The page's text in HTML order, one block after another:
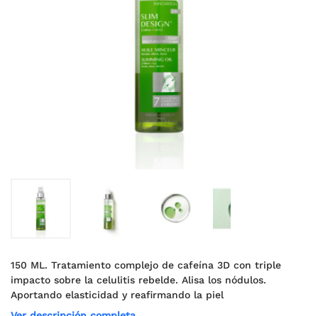
150 ML. Tratamiento complejo de cafeína 3D con triple
impacto sobre la celulitis rebelde. Alisa los nódulos.
Aportando elasticidad y reafirmando la piel